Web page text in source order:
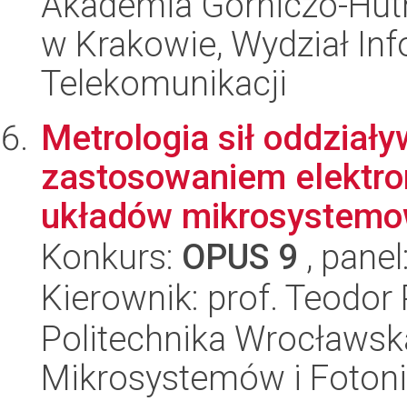
w Krakowie, Wydział
Telekomunikacji
Metrologia sił
zastosowaniem
układów
Konkurs: OPUS 9 ,
Kierownik: prof. Teodor
Politechnika
Mikrosystemów i